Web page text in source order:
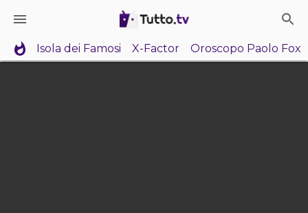
Isola dei Famosi X-Factor Oroscopo Paolo Fox